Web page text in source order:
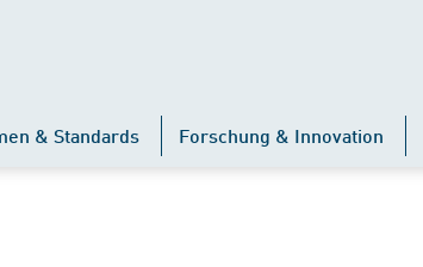
& Standards Forschung & Innovation